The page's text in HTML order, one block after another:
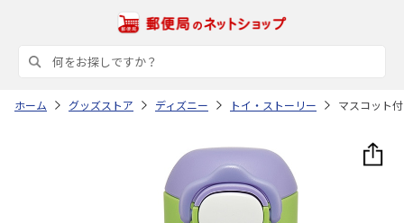
ホーム グッズストア ディズニー トイ・ストーリー マスコット